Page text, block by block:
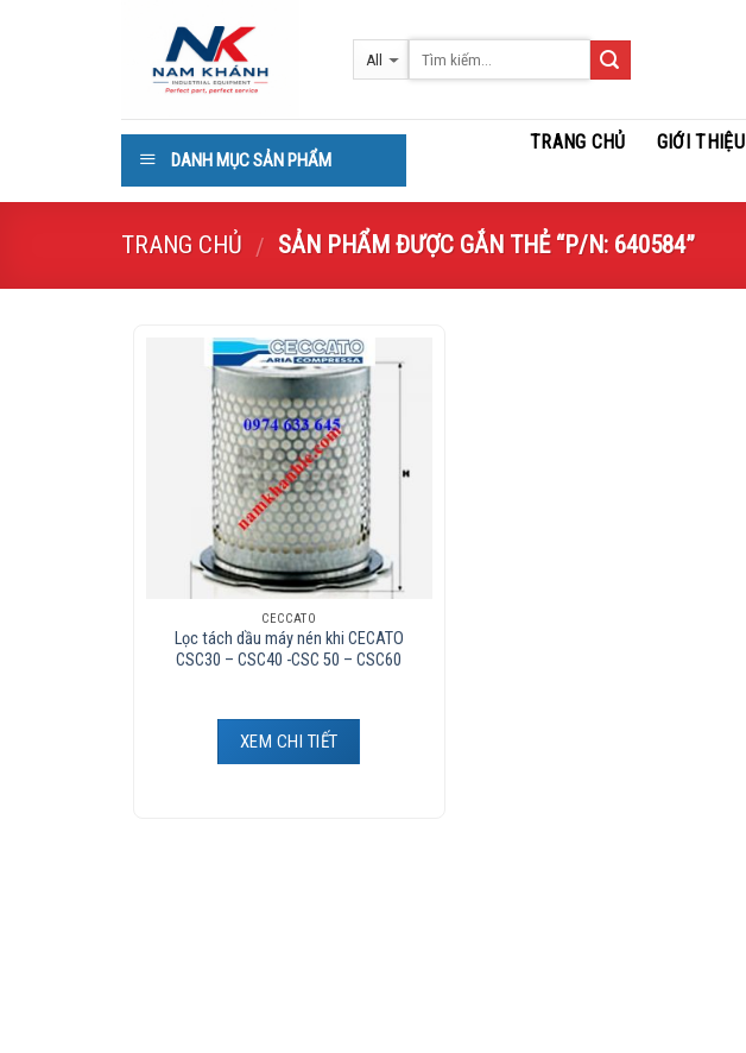
DANH MỤC SẢN PHẨM
TRANG CHỦ GIỚI THIỆU
TRANG CHỦ / SẢN PHẨM ĐƯỢC GẮN THẺ “P/N: 640584”
Wishlist
CECCATO
Lọc tách dầu máy nén khi CECATO
CSC30 – CSC40 -CSC 50 – CSC60
XEM CHI TIẾT